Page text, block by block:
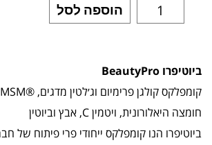
הוספה לסל
ביוטיפרו BeautyPro
חומצה היאלורונית, ויטמין C, אבץ וביוטין
ביוטיפרו הנו קומפלקס ייחודי פרי פיתוח של